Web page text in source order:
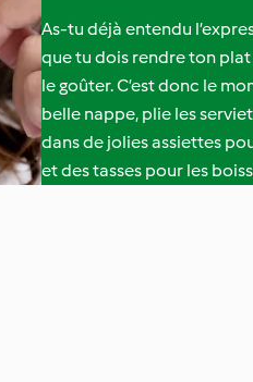
As-tu déjà entendu
que tu dois rendre ton
le goûter. C’est donc le
belle nappe, plie les
dans de jolies assiettes
et des tasses pour les